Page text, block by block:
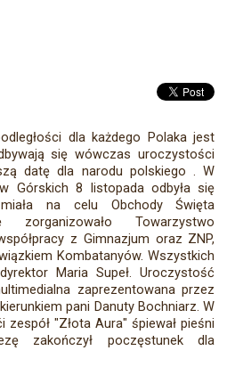
dla każdego Polaka jest
się wówczas uroczystości
datę dla narodu polskiego . W
Górskich 8 listopada odbyła się
na celu Obchody Święta
zorganizowało Towarzystwo
z Gimnazjum oraz ZNP,
Kombatanyów. Wszystkich
Maria Supeł. Uroczystość
zaprezentowana przez
pani Danuty Bochniarz. W
"Złota Aura" śpiewał pieśni
zakończył poczęstunek dla